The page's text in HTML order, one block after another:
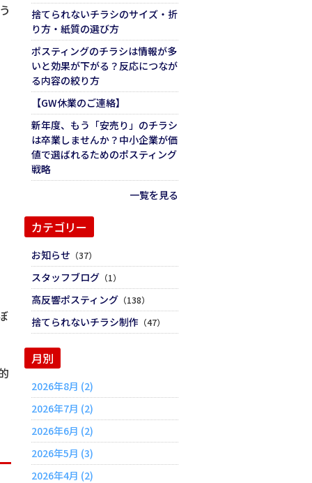
捨てられないチラシのサイズ・折
り方・紙質の選び方
ポスティングのチラシは情報が多
いと効果が下がる？反応につなが
る内容の絞り方
【GW休業のご連絡】
新年度、もう「安売り」のチラシ
は卒業しませんか？中小企業が価
値で選ばれるためのポスティング
戦略
一覧を見る
カテゴリー
お知らせ （37）
スタッフブログ （1）
高反響ポスティング （138）
捨てられないチラシ制作 （47）
月別
2026年8月 (2)
2026年7月 (2)
2026年6月 (2)
2026年5月 (3)
2026年4月 (2)